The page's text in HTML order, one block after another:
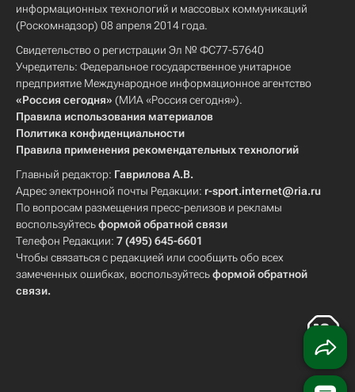
информационных технологий и массовых коммуникаций
(Роскомнадзор) 08 апреля 2014 года.
Свидетельство о регистрации Эл № ФС77-57640
Учредитель: Федеральное государственное унитарное
предприятие Международное информационное агентство
«Россия сегодня» (МИА «Россия сегодня»).
Правила использования материалов
Политика конфиденциальности
Правила применения рекомендательных технологий
Главный редактор: Гаврилова А.В.
Адрес электронной почты Редакции: r-sport.internet@ria.ru
По вопросам размещения пресс-релизов и рекламы
воспользуйтесьформой обратной связи
Телефон Редакции: 7 (495) 645-6601
Чтобы связаться с редакцией или сообщить обо всех
замеченных ошибках, воспользуйтесьформой обратной
связи.